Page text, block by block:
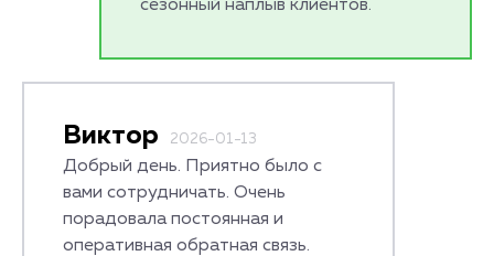
сезонный наплыв клиентов.
Виктор 2026-01-13
Добрый день. Приятно было с
вами сотрудничать. Очень
порадовала постоянная и
оперативная обратная связь.